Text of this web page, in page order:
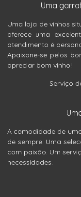
Uma
Uma loja de vinhos
oferece uma
atendimento é
Apaixone-se pelos
apreciar bom vinho!
Serviço
A comodidade de
de sempre. Uma
com paixão. Um
necessidades.